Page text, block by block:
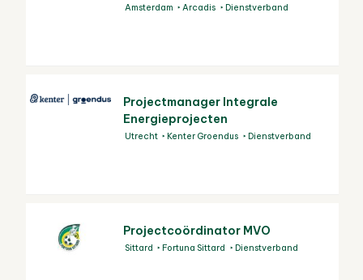
Amsterdam Arcadis Dienstverband
Projectmanager Integrale
Energieprojecten
Utrecht Kenter Groendus Dienstverband
Projectcoördinator MVO
Sittard Fortuna Sittard Dienstverband